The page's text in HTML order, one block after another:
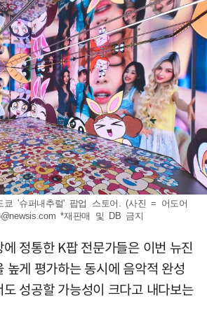
쿄 '슈퍼내추럴' 팝업 스토어. (사진 = 어도어
*재판매 및 DB 금지
정통한 K팝 전문가들은 이번 뉴진
높게 평가하는 동시에 음악적 완성
성공할 가능성이 크다고 내다보는